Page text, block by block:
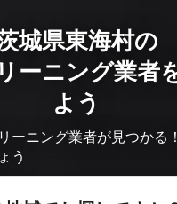
城県東海村の
ーニング業者
よう
ーニング業者が見つかる
う